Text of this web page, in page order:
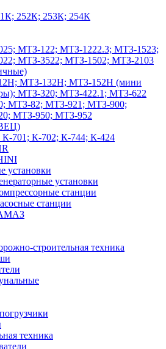
252К; 253К; 254К
МТЗ-122; МТЗ-1222.3; МТЗ-1523;
МТЗ-3522; МТЗ-1502; МТЗ-2103
МТЗ-132Н; МТЗ-152Н (мини
МТЗ-320; МТЗ-422.1; МТЗ-622
МТЗ-82; МТЗ-921; МТЗ-900;
МТЗ-950; МТЗ-952
К-701; К-702; К-744; К-424
установки
установки
станции
станции
строительная техника
техника